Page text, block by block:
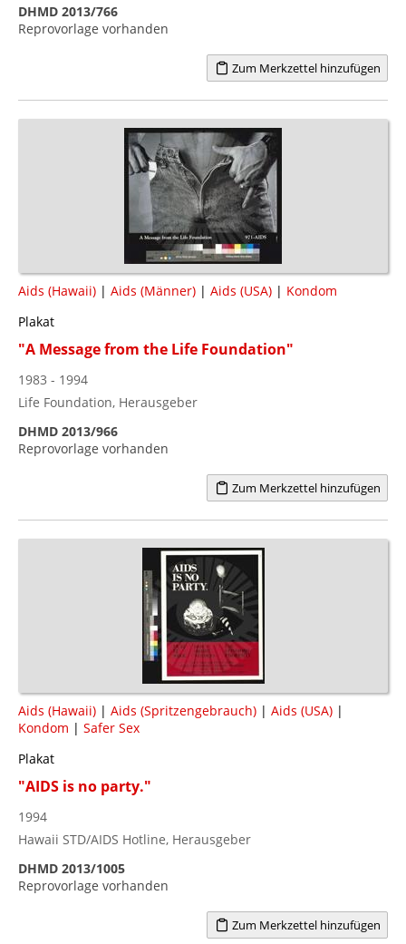
DHMD 2013/766
Reprovorlage vorhanden
Zum Merkzettel hinzufügen
Aids (Hawaii) | Aids (Männer) | Aids (USA) | Kondom
Plakat
"A Message from the Life Foundation"
1983 - 1994
Life Foundation, Herausgeber
DHMD 2013/966
Reprovorlage vorhanden
Zum Merkzettel hinzufügen
Aids (Hawaii) | Aids (Spritzengebrauch) | Aids (USA) |
Kondom | Safer Sex
Plakat
"AIDS is no party."
1994
Hawaii STD/AIDS Hotline, Herausgeber
DHMD 2013/1005
Reprovorlage vorhanden
Zum Merkzettel hinzufügen